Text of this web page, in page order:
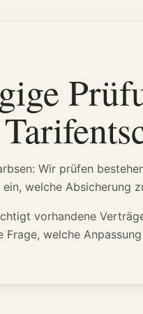
Wir prüfen
welche Absicherung
vorhandene
Frage, welche